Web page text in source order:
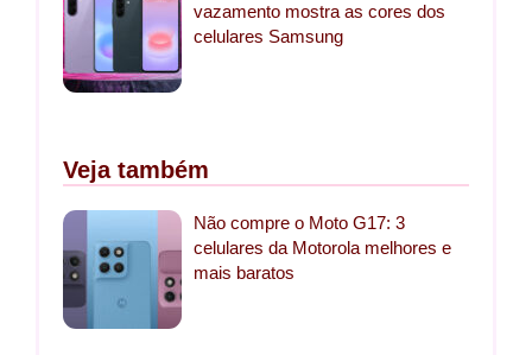
vazamento mostra as cores dos
celulares Samsung
Veja também
Não compre o Moto G17: 3
celulares da Motorola melhores e
mais baratos